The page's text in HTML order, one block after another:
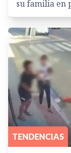
su familia en
TENDENCIAS